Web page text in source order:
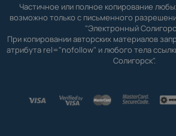
Частичное или полное копирование
возможно только с письменного
"Электронный
При копировании авторских материалов
атрибута rel="nofollow" и любого тела
Солигорск".